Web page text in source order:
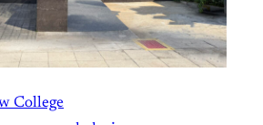
College